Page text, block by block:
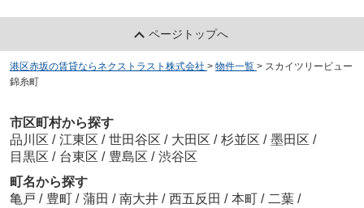
ページトップへ
港区赤坂の賃貸ならネクストラスト株式会社 > 物件一覧 > スカイツリービュー
錦糸町
市区町村から探す
品川区 / 江東区 / 世田谷区 / 大田区 / 杉並区 / 墨田区 /
目黒区 / 台東区 / 豊島区 / 渋谷区
町名から探す
亀戸 / 豊町 / 蒲田 / 南大井 / 西五反田 / 本町 / 二葉 /